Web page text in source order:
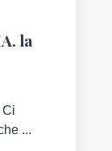
la
Ci
...